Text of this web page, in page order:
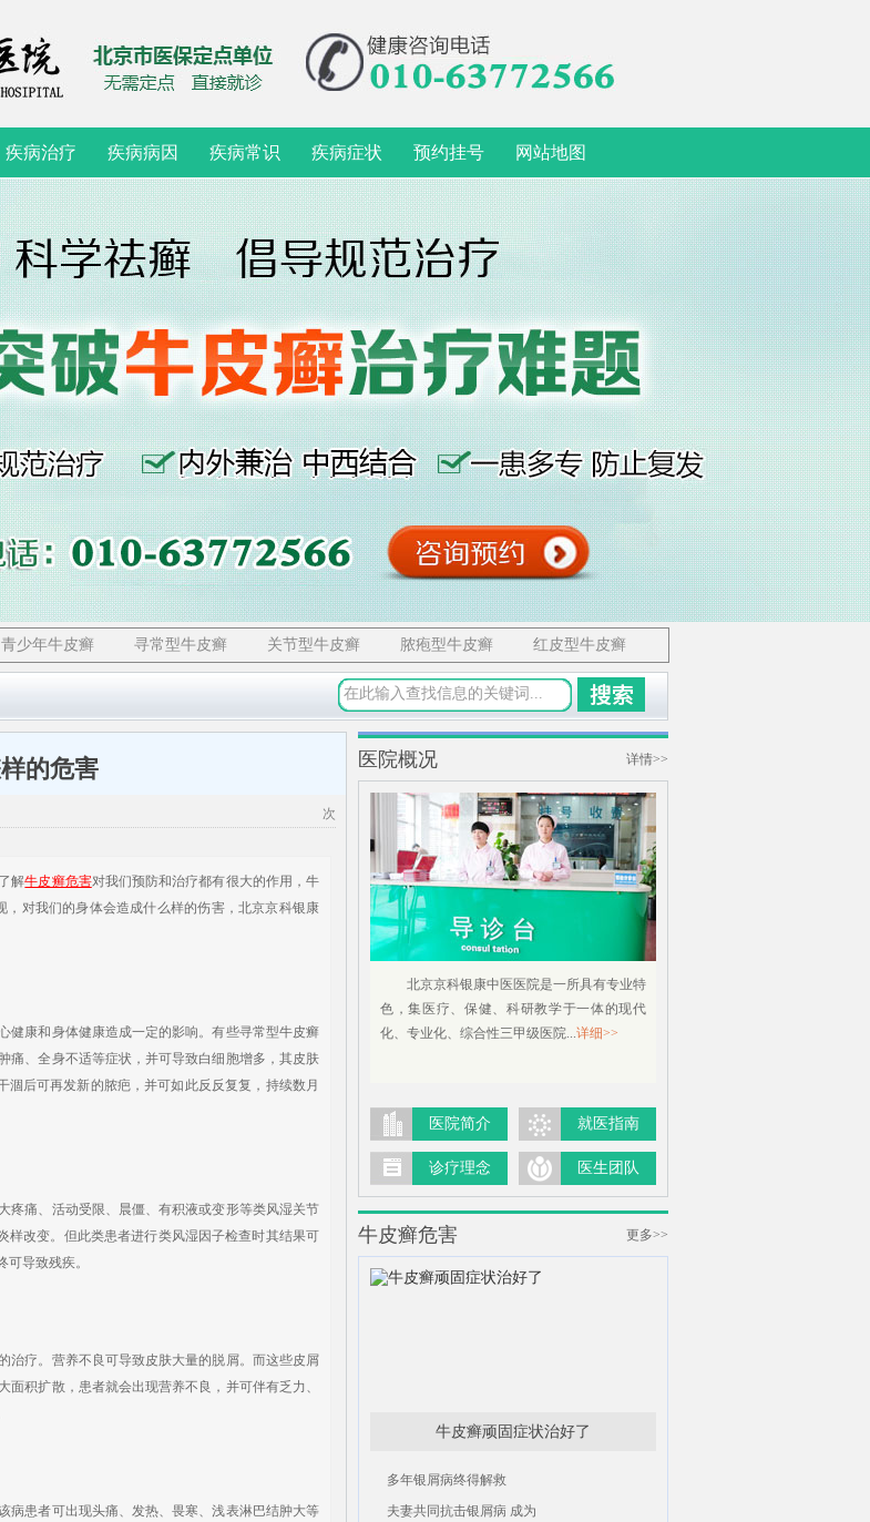
疾病治疗 疾病病因 疾病常识 疾病症状 预约挂号 网站地图
青少年牛皮癣 寻常型牛皮癣 关节型牛皮癣 脓疱型牛皮癣 红皮型牛皮癣
详情>>
医院概况
北京京科银康中医医院是一所具有专业特
色，集医疗、保健、科研教学于一体的现代
化、专业化、综合性三甲级医院...详细>>
医院简介 就医指南
诊疗理念 医生团队
更多>>
牛皮癣危害
牛皮癣顽固症状治好了
多年银屑病终得解救
夫妻共同抗击银屑病 成为
的危害
次
解牛皮癣危害对我们预防和治疗都有很大的作用，牛
对我们的身体会造成什么样的伤害，北京京科银康
康和身体健康造成一定的影响。有些寻常型牛皮癣
痛、全身不适等症状，并可导致白细胞增多，其皮肤
后可再发新的脓疤，并可如此反反复复，持续数月
痛、活动受限、晨僵、有积液或变形等类风湿关节
改变。但此类患者进行类风湿因子检查时其结果可
导致残疾。
疗。营养不良可导致皮肤大量的脱屑。而这些皮屑
积扩散，患者就会出现营养不良，并可伴有乏力、
患者可出现头痛、发热、畏寒、浅表淋巴结肿大等